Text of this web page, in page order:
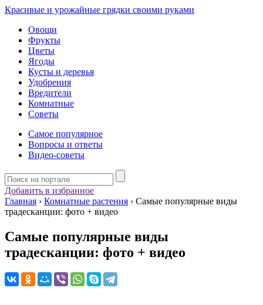
Красивые и урожайные грядки своими руками
Овощи
Фрукты
Цветы
Ягоды
Кусты и деревья
Удобрения
Вредители
Комнатные
Советы
Самое популярное
Вопросы и ответы
Видео-советы
Добавить в избранное
Главная › Комнатные растения › Самые популярные виды
традесканции: фото + видео
Самые популярные виды
традесканции: фото + видео